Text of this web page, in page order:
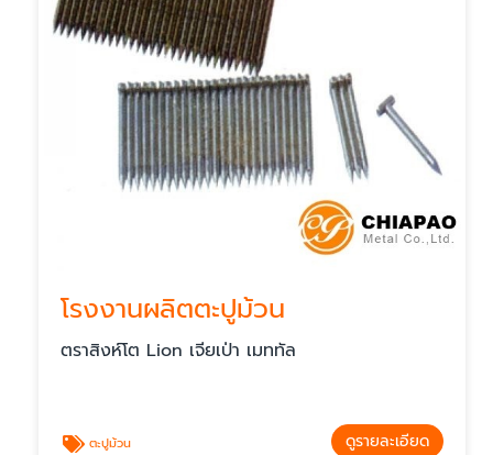
โรงงานผลิตตะปูม้วน
ตราสิงห์โต Lion เจียเป่า เมททัล
ตะปูม้วน ดูรายละเอียด